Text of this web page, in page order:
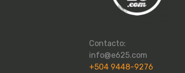
Contacto:
info@e625.com
+504 9448-9276